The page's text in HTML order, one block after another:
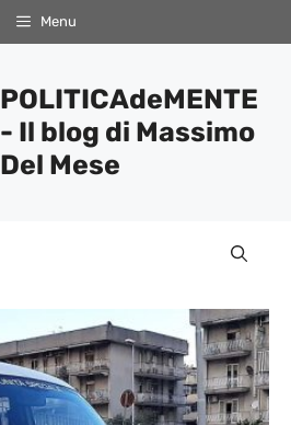
Menu
POLITICAdeMENTE
- Il blog di Massimo
Del Mese